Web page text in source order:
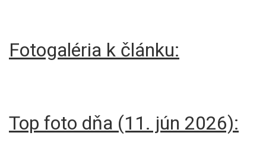
Fotogaléria k článku:
Top foto dňa (11. jún 2026):